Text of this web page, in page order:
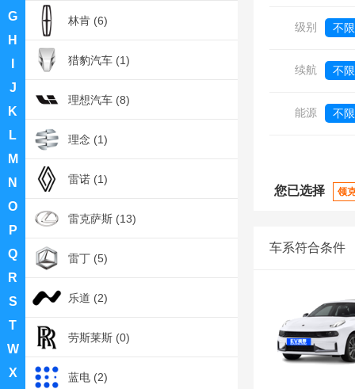
G
H
J
K
L
M
N
O
P
Q
R
S
T
W
X
林肯 (6)
猎豹汽车 (1)
理想汽车 (8)
理念 (1)
雷诺 (1)
雷克萨斯 (13)
雷丁 (5)
乐道 (2)
劳斯莱斯 (0)
蓝电 (2)
0万
级别 不限
续航 不限
能源 不限
您已选择 领
车系符合条件